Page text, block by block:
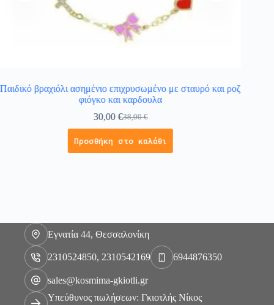
Παιδικό βραχιόλι ασημένιο επιχρυσωμένο με σταυρό και ροζ
φιόγκο και καρδουλα
38,00€
30,00 €
Προσθήκη στο καλάθι
Εγνατία 44, Θεσσαλονίκη
2310524850, 2310542169 6944876350
sales@kosmima-gkiotli.gr
Υπεύθυνος πωλήσεων: Γκιοτλής Νίκος